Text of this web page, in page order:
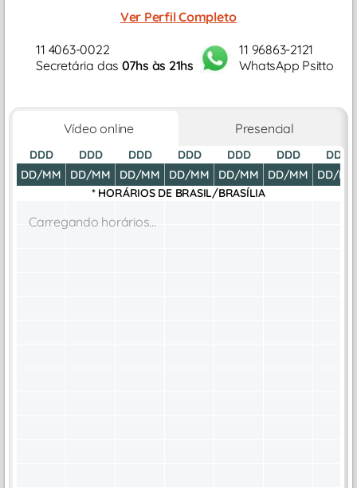
Ver Perfil Completo
11 4063-0022
Secretária das 07hs às 21hs
11 96863-2121
WhatsApp Psitto
Vídeo online Presencial
DDD
DD/MM
DDD
DD/MM
DDD
DD/MM
DDD
DD/MM
DDD
DD/MM
DDD
DD/MM
DDD
DD/MM
* HORÁRIOS DE BRASIL/BRASÍLIA
Carregando horários...